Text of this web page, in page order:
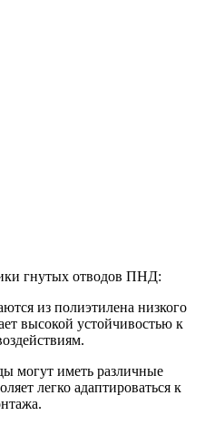
гнутых отводов ПНД:
из полиэтилена низкого
высокой устойчивостью к
могут иметь различные
легко адаптироваться к